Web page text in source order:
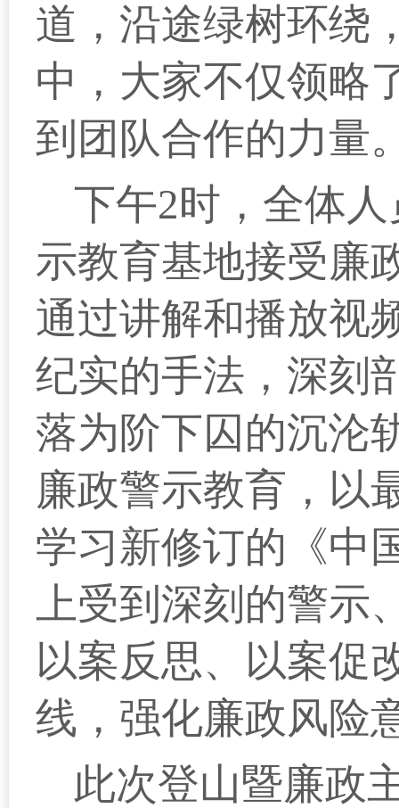
道，沿途绿树环绕
中，大家不仅领略
到团队合作的力量
下午2时，全体
示教育基地接受廉
通过讲解和播放视
纪实的手法，深刻
落为阶下囚的沉沦
廉政警示教育，以
学习新修订的《中
上受到深刻的警
以案反思、以案促
线，强化廉政风险
此次登山暨廉政